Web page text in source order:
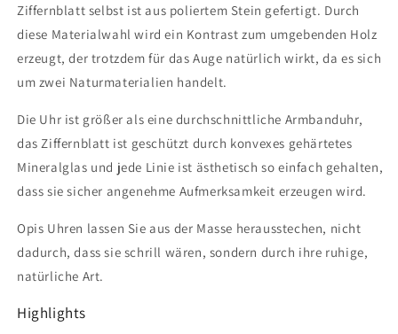
Ziffernblatt selbst ist aus poliertem Stein gefertigt. Durch
diese Materialwahl wird ein Kontrast zum umgebenden Holz
erzeugt, der trotzdem für das Auge natürlich wirkt, da es sich
um zwei Naturmaterialien handelt.
Die Uhr ist größer als eine durchschnittliche Armbanduhr,
das Ziffernblatt ist geschützt durch konvexes gehärtetes
Mineralglas und jede Linie ist ästhetisch so einfach gehalten,
dass sie sicher angenehme Aufmerksamkeit erzeugen wird.
Opis Uhren lassen Sie aus der Masse herausstechen, nicht
dadurch, dass sie schrill wären, sondern durch ihre ruhige,
natürliche Art.
Highlights